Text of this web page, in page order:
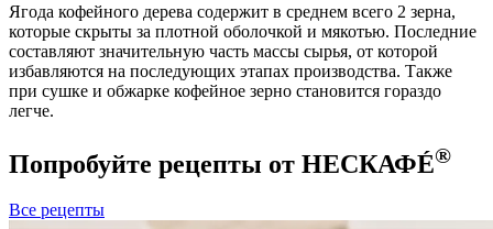
Ягода кофейного дерева содержит в среднем всего 2 зерна,
которые скрыты за плотной оболочкой и мякотью. Последние
составляют значительную часть массы сырья, от которой
избавляются на последующих этапах производства. Также
при сушке и обжарке кофейное зерно становится гораздо
легче.
Попробуйте рецепты от НЕСКАФÉ®
Все рецепты